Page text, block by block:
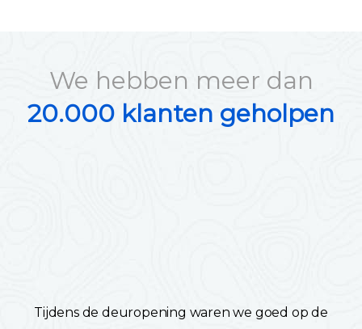
We hebben meer dan
20.000 klanten geholpen
Tijdens de deuropening waren we goed op de